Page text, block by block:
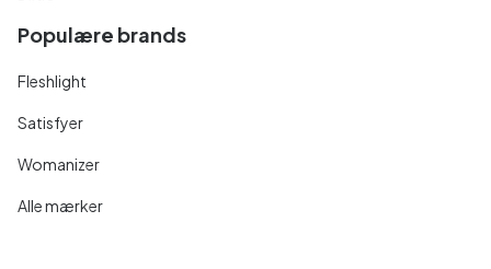
Populære brands
Fleshlight
Satisfyer
Womanizer
Alle mærker